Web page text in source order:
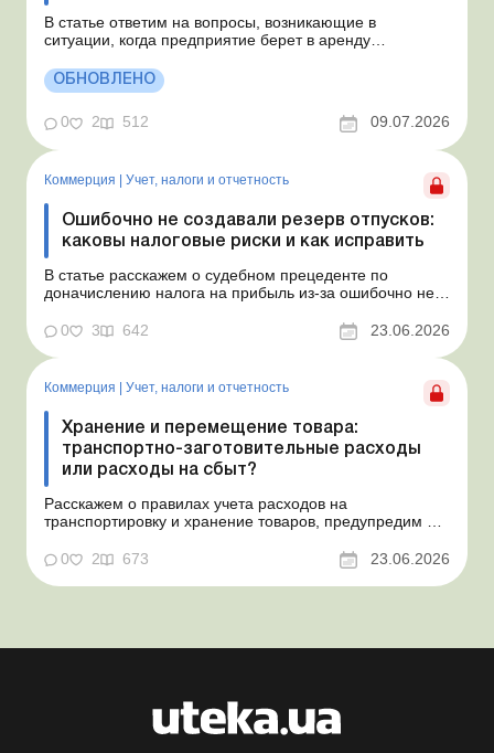
В статье ответим на вопросы, возникающие в
ситуации, когда предприятие берет в аренду
действовать с середины месяца. Предприятие
арендует у физлица автомобиль с 15.07.2026.
Согласно условиям договора арендная плата
составляет 4 000 грн в месяц. Возн...
ОБНОВЛЕНО
0 2 512 09.07.2026
Коммерция | Учет, налоги и отчетность
Ошибочно не создавали резерв отпусков:
каковы налоговые риски и как исправить
В статье расскажем о судебном прецеденте по
доначислению налога на прибыль из-за ошибочно не
рекомендации, как минимизировать налоговые риски.
Проблемные расходы: налоговые риски и судебная
практика Понимаем ваши волнения в связи с
ошибочным несоздан...
0 3 642 23.06.2026
Коммерция | Учет, налоги и отчетность
Хранение и перемещение товара:
транспортно-заготовительные расходы
или расходы на сбыт?
Расскажем о правилах учета расходов на
транспортировку и хранение товаров, предупредим о
нормативное обоснование. Проблемные расходы:
налоговые риски и судебная практика Казалось бы, в
этом вопросе неоднозначности быть не может. Но, как
0 2 673 23.06.2026